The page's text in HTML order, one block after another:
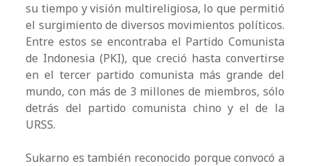
su tiempo y visión multireligiosa, lo que permitió
el surgimiento de diversos movimientos políticos.
Entre estos se encontraba el Partido Comunista
de Indonesia (PKI), que creció hasta convertirse
en el tercer partido comunista más grande del
mundo, con más de 3 millones de miembros, sólo
detrás del partido comunista chino y el de la
URSS.
Sukarno es también reconocido porque convocó a